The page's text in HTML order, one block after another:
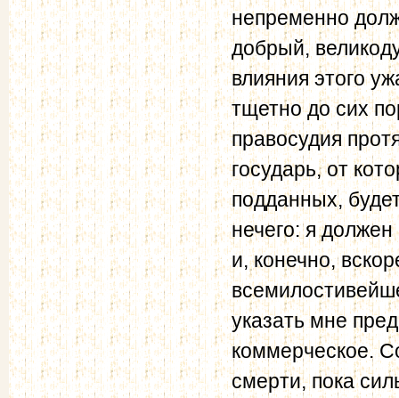
непременно
добрый,
влияния этого
тщетно до сих
правосудия
государь, от
подданных,
нечего: я
и, конечно,
указать мне
коммерческое.
смерти, пока